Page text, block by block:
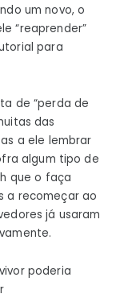
um novo, o
“reaprender”
para
de “perda de
das
a ele lembrar
algum tipo de
que o faça
a recomeçar ao
já usaram
poderia